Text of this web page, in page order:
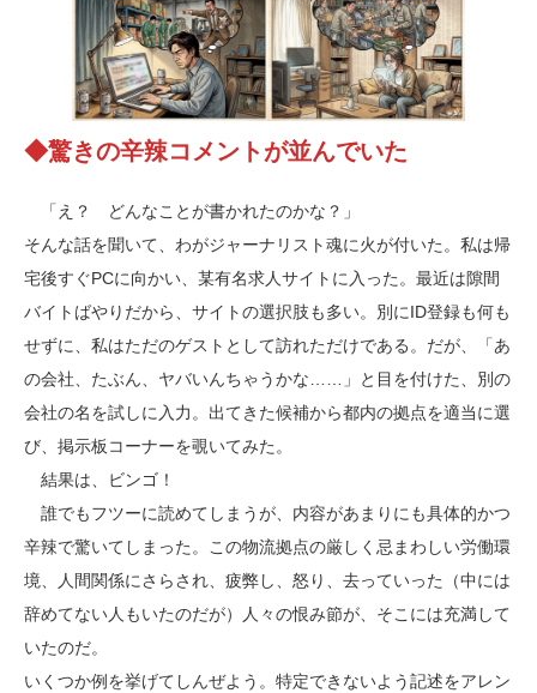
◆驚きの辛辣コメントが並んでいた
「え？ どんなことが書かれたのかな？」
そんな話を聞いて、わがジャーナリスト魂に火が付いた。私は帰
宅後すぐPCに向かい、某有名求人サイトに入った。最近は隙間
バイトばやりだから、サイトの選択肢も多い。別にID登録も何も
せずに、私はただのゲストとして訪れただけである。だが、「あ
の会社、たぶん、ヤバいんちゃうかな……」と目を付けた、別の
会社の名を試しに入力。出てきた候補から都内の拠点を適当に選
び、掲示板コーナーを覗いてみた。
結果は、ビンゴ！
誰でもフツーに読めてしまうが、内容があまりにも具体的かつ
辛辣で驚いてしまった。この物流拠点の厳しく忌まわしい労働環
境、人間関係にさらされ、疲弊し、怒り、去っていった（中には
辞めてない人もいたのだが）人々の恨み節が、そこには充満して
いたのだ。
いくつか例を挙げてしんぜよう。特定できないよう記述をアレン